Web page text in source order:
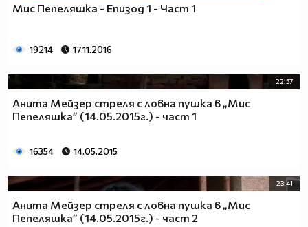
Мис Пепеляшка - Епизод 1 - Част 1
19214 17.11.2016
22:57
Анита Мейзер стреля с ловна пушка в „Мис
Пепеляшка” (14.05.2015г.) - част 1
16354 14.05.2015
23:41
Анита Мейзер стреля с ловна пушка в „Мис
Пепеляшка” (14.05.2015г.) - част 2